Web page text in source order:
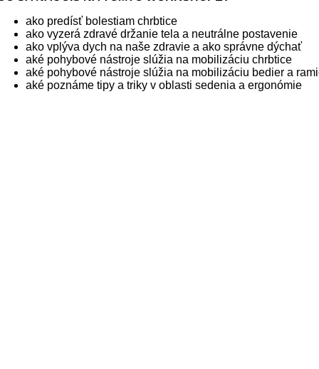
ako predísť bolestiam chrbtice
ako vyzerá zdravé držanie tela a neutrálne postavenie
ako vplýva dych na naše zdravie a ako správne dýchať
aké pohybové nástroje slúžia na mobilizáciu chrbtice
aké pohybové nástroje slúžia na mobilizáciu bedier a
aké poznáme tipy a triky v oblasti sedenia a ergonómie